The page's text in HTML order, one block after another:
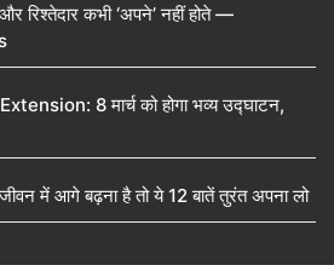
रिश्तेदार कभी ‘अपने’ नहीं होते —
8 मार्च को होगा भव्य उद्घाटन,
में आगे बढ़ना है तो ये 12 बातें तुरंत अपना लो